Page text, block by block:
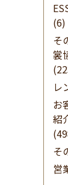
(6)
そ
裳
レ
お
紹
そ
営